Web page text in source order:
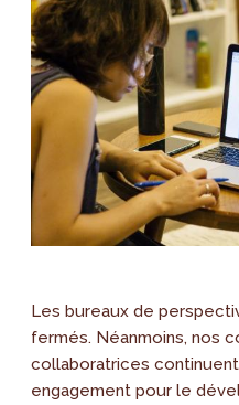
Les bureaux de
fermés. Néanmoins, nos
collaboratrices
engagement pour le